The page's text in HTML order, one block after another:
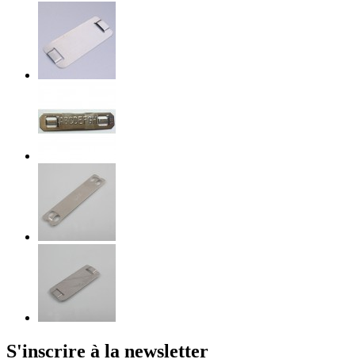
S'inscrire à la newsletter